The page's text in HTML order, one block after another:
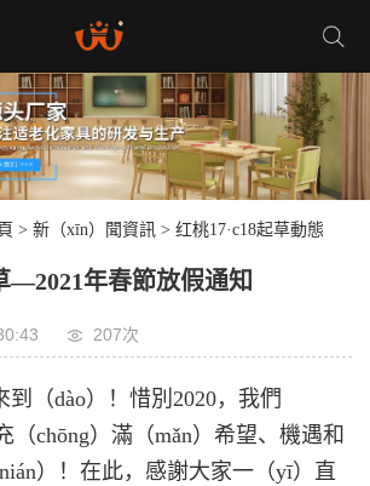
> 新（xīn）聞資訊 > 红桃17·c18起草動態
—2021年春節放假通知
207次
到（dào）！惜別2020，我們
（chōng）滿（mǎn）希望、機遇和
）！在此，感謝大家一（yī）直